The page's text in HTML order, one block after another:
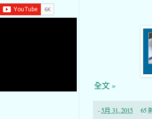
全文 »
-5月 31, 2015 65